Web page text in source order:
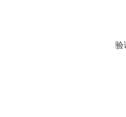
验